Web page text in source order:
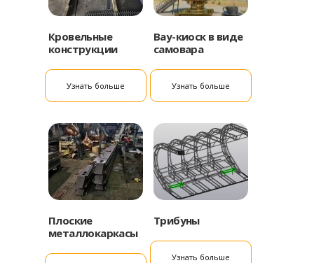
Кровельные
конструкции
Узнать больше
Вау-киоск в виде
самовара
Узнать больше
Плоские
металлокаркасы
Трибуны
Узнать больше